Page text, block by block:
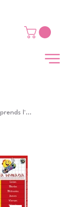
Set de Table Educatif et Sous-Mains J'Apprends l'Espagnol